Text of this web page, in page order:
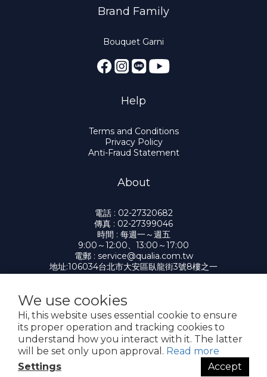
We use cookies
Hi, this website uses essential cookie to ensure
its proper operation and tracking cookies to
understand how you interact with it. The latter
will be set only upon approval. Read more
Settings
Accept
Brand Family
Bouquet Garni
Help
Terms and Conditions
Privacy Policy
Anti-Fraud Statement
About
電話 : 02-27320682
傳真 : 02-27399046
時間 : 每週一～週五
9:00～12:00、13:00～17:00
電郵 : service@qualia.com.tw
地址:106034台北市大安區臥龍街3號8樓之一
提醒您，我們不會以電話或簡訊方式通知變更付款方式。
Copyright© 2026 凱笠雅有限公司 Qualia